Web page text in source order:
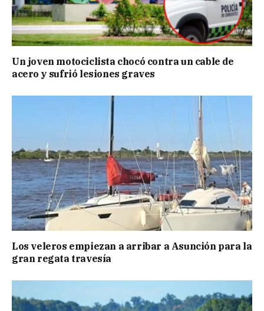
Un joven motociclista chocó contra un cable de
acero y sufrió lesiones graves
Los veleros empiezan a arribar a Asunción para la
gran regata travesía